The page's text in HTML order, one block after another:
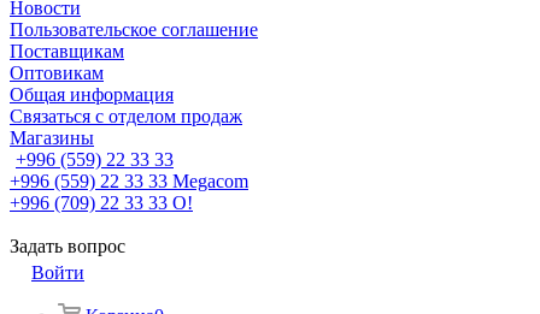
Новости
Пользовательское соглашение
Поставщикам
Оптовикам
Общая информация
Связаться с отделом продаж
Магазины
+996 (559) 22 33 33
+996 (559) 22 33 33 Megacom
+996 (709) 22 33 33 O!
Задать вопрос
Войти